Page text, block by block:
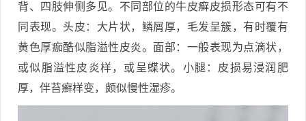
背、四肢伸侧多见。不同部位的牛皮癣皮损形态可有不
同表现。头皮：大片状，鳞屑厚，毛发呈簇，有时覆有
黄色厚痂酷似脂溢性皮炎。面部：一般表现为点滴状，
或似脂溢性皮炎样，或呈蝶状。小腿：皮损易浸润肥
厚，伴苔癣样变，颇似慢性湿疹。